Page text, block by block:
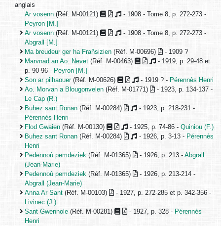
anglais
Ar vosenn (Réf. M-00121)
- 1908 - Tome 8, p. 272-273 -
Peyron [M.]
Ar vosenn (Réf. M-00121)
- 1908 - Tome 8, p. 272-273 -
Abgrall [M.]
Ma breudeur ger ha Frañsizien (Réf. M-00696)
- 1909 ?
Marvnad an Ao. Nevet (Réf. M-00463)
- 1919, p. 29-48 et
p. 90-96 - Peyron [M.]
Son ar pilhaouer(Réf. M-00626) - 1919 ? - Pérennès Henri
Ao. Morvan a Blougonvelen (Réf. M-01771)
- 1923, p. 134-137 -
Le Cap (R.)
Buhez sant Ronan (Réf. M-00284)
- 1923, p. 218-231 -
Pérennès Henri
Flod Gwaien (Réf. M-00130) - 1925, p. 74-86 - Quiniou (F.)
Buhez sant Ronan (Réf. M-00284) - 1926, p. 3-13 - Pérennès
Henri
Pedennoù pemdeziek (Réf. M-01365) - 1926, p. 213 - Abgrall
(Jean-Marie)
Pedennoù pemdeziek (Réf. M-01365)
- 1926, p. 213-214 -
Abgrall (Jean-Marie)
Anna Ar Sant (Réf. M-00103)
- 1927, p. 272-285 et p. 342-356 -
Livinec (J.)
Sant Gwennole (Réf. M-00281) - 1927, p. 328 - Pérennès
Henri